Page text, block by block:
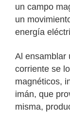
un campo
un
energía
Al ensamblar
corriente se
magnéticos,
imán, que
misma,